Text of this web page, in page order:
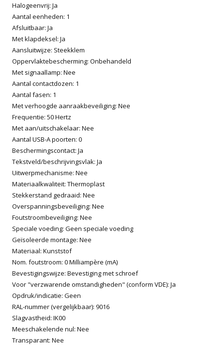
Halogeenvrij: Ja
Aantal eenheden: 1
Afsluitbaar: Ja
Met klapdeksel: Ja
Aansluitwijze: Steekklem
Oppervlaktebescherming: Onbehandeld
Met signaallamp: Nee
Aantal contactdozen: 1
Aantal fasen: 1
Met verhoogde aanraakbeveiliging: Nee
Frequentie: 50 Hertz
Met aan/uitschakelaar: Nee
Aantal USB-A poorten: 0
Beschermingscontact: Ja
Tekstveld/beschrijvingsvlak: Ja
Uitwerpmechanisme: Nee
Materiaalkwaliteit: Thermoplast
Stekkerstand gedraaid: Nee
Overspanningsbeveiliging: Nee
Foutstroombeveiliging: Nee
Speciale voeding: Geen speciale voeding
Geïsoleerde montage: Nee
Materiaal: Kunststof
Nom. foutstroom: 0 Milliampère (mA)
Bevestigingswijze: Bevestiging met schroef
Voor "verzwarende omstandigheden" (conform VDE): Ja
Opdruk/indicatie: Geen
RAL-nummer (vergelijkbaar): 9016
Slagvastheid: IK00
Meeschakelende nul: Nee
Transparant: Nee